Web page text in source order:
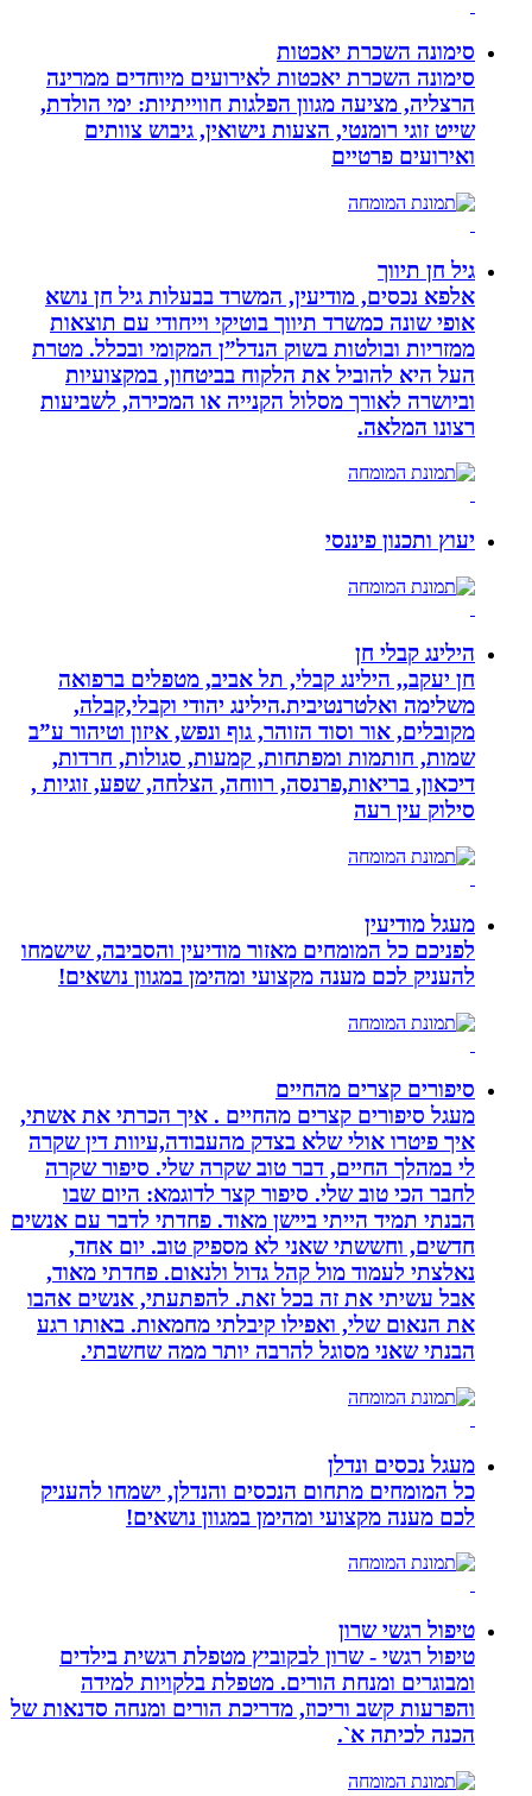
סימונה השכרת יאכטות
סימונה השכרת יאכטות לאירועים מיוחדים ממרינה
הרצליה, מציעה מגוון הפלגות חווייתיות: ימי הולדת,
שייט זוגי רומנטי, הצעות נישואין, גיבוש צוותים
ואירועים פרטיים
גיל חן תיווך
אלפא נכסים, מודיעין, המשרד בבעלות גיל חן נושא
אופי שונה כמשרד תיווך בוטיקי וייחודי עם תוצאות
ממזריות ובולטות בשוק הנדל”ן המקומי ובכלל. מטרת
העל היא להוביל את הלקוח בביטחון, במקצועיות
וביושרה לאורך מסלול הקנייה או המכירה, לשביעות
רצונו המלאה.
יעוץ ותכנון פיננסי
הילינג קבלי חן
חן יעקב,, הילינג קבלי, תל אביב, מטפלים ברפואה
משלימה ואלטרנטיבית.הילינג יהודי וקבלי,קבלה,
מקובלים, אור וסוד הזוהר, גוף ונפש, איזון וטיהור ע”ב
שמות, חותמות ומפתחות, קמעות, סגולות, חרדות,
דיכאון, בריאות,פרנסה, רווחה, הצלחה, שפע, זוגיות ,
סילוק עין רעה
מעגל מודיעין
לפניכם כל המומחים מאזור מודיעין והסביבה, שישמחו
להעניק לכם מענה מקצועי ומהימן במגוון נושאים!
סיפורים קצרים מהחיים
מעגל סיפורים קצרים מהחיים . איך הכרתי את אשתי,
איך פיטרו אולי שלא בצדק מהעבודה,עיוות דין שקרה
לי במהלך החיים, דבר טוב שקרה שלי. סיפור שקרה
לחבר הכי טוב שלי. סיפור קצר לדוגמא: היום שבו
הבנתי תמיד הייתי ביישן מאוד. פחדתי לדבר עם אנשים
חדשים, וחששתי שאני לא מספיק טוב. יום אחד,
נאלצתי לעמוד מול קהל גדול ולנאום. פחדתי מאוד,
אבל עשיתי את זה בכל זאת. להפתעתי, אנשים אהבו
את הנאום שלי, ואפילו קיבלתי מחמאות. באותו רגע
הבנתי שאני מסוגל להרבה יותר ממה שחשבתי.
מעגל נכסים ונדלן
כל המומחים מתחום הנכסים והנדלן, ישמחו להעניק
לכם מענה מקצועי ומהימן במגוון נושאים!
טיפול רגשי שרון
טיפול רגשי - שרון לבקוביץ מטפלת רגשית בילדים
ומבוגרים ומנחת הורים. מטפלת בלקויות למידה
והפרעות קשב וריכוז, מדריכת הורים ומנחה סדנאות של
הכנה לכיתה א`.